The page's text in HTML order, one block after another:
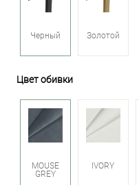
Черный Золотой
Цвет обивки
MOUSE
GREY
IVORY